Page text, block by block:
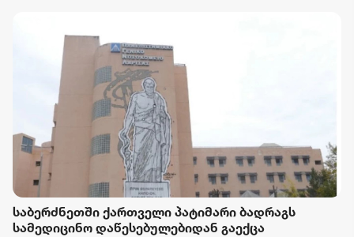
საბერძნეთში ქართველი პატიმარი ბადრაგს
სამედიცინო დაწესებულებიდან გაექცა